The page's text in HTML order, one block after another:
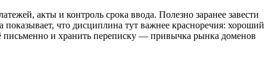
акты и контроль срока ввода. Полезно заранее завести
что дисциплина тут важнее красноречия: хороший
письменно и хранить переписку — привычка рынка доменов